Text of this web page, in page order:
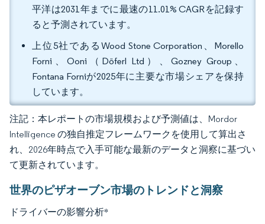
平洋は2031年までに最速の11.01% CAGRを記録す
ると予測されています。
上位5社であるWood Stone Corporation、Morello
Forni、Ooni（Döferl Ltd）、Gozney Group、
Fontana Forniが2025年に主要な市場シェアを保持
しています。
注記：本レポートの市場規模および予測値は、Mordor
Intelligence の独自推定フレームワークを使用して算出さ
れ、2026年時点で入手可能な最新のデータと洞察に基づい
て更新されています。
世界のピザオーブン市場のトレンドと洞察
ドライバーの影響分析*